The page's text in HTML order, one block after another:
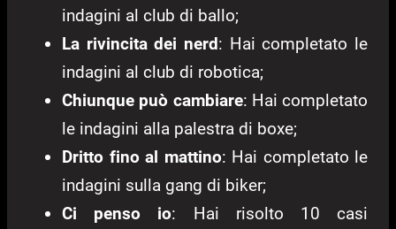
indagini al club di ballo;
La rivincita dei nerd: Hai completato le
indagini al club di robotica;
Chiunque può cambiare: Hai completato
le indagini alla palestra di boxe;
Dritto fino al mattino: Hai completato le
indagini sulla gang di biker;
Ci penso io: Hai risolto 10 casi